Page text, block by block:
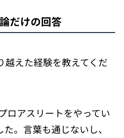
だけの回答
越えた経験を教えてくだ
ロアスリートをやってい
。言葉も通じないし、